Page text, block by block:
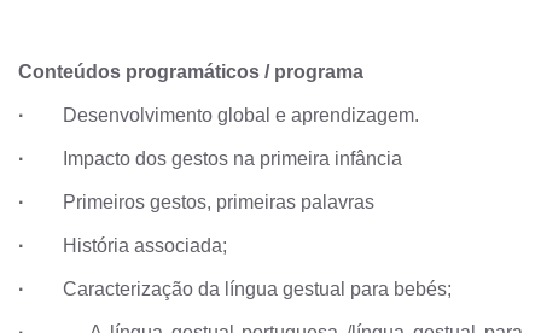
Conteúdos programáticos / programa
· Desenvolvimento global e aprendizagem.
· Impacto dos gestos na primeira infância
· Primeiros gestos, primeiras palavras
· História associada;
· Caracterização da língua gestual para bebés;